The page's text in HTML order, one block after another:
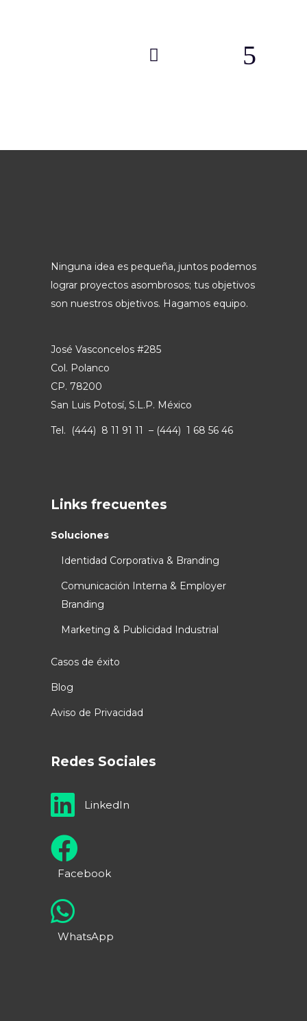
Ninguna idea es pequeña, juntos podemos
lograr proyectos asombrosos; tus objetivos
son nuestros objetivos. Hagamos equipo.
José Vasconcelos #285
Col. Polanco
CP. 78200
San Luis Potosí, S.L.P. México
Tel. (444) 8 11 91 11 – (444) 1 68 56 46
Links frecuentes
Soluciones
Identidad Corporativa & Branding
Comunicación Interna & Employer
Branding
Marketing & Publicidad Industrial
Casos de éxito
Blog
Aviso de Privacidad
Redes Sociales
LinkedIn
Facebook
WhatsApp